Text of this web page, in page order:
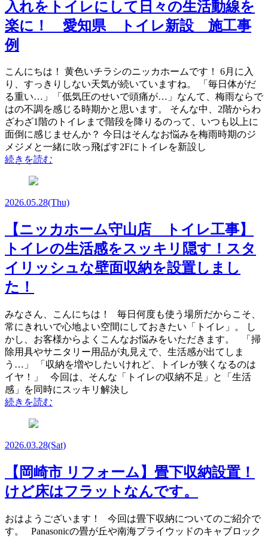
入れをトイレにして日々の生活動線を
楽に！ 愛知県 トイレ新設 施工事
例
こんにちは！ 黄色いチラシのニッカホームです！ 6月に入
り、すっきりしない天気が続いていますね。 「毎日体がだ
る重い…」「低気圧のせいで頭痛が…」なんて、梅雨ならで
はの不調を感じる時期かと思います。 そんな中、2階からわ
ざわざ1階のトイレまで階段を降りるのって、いつも以上に
面倒に感じませんか？ 今日はそんなお悩みを梅雨時期のジ
メジメと一緒に吹っ飛ばす2Fにトイレを新設し
続きを読む
2026.05.28(Thu)
【ニッカホーム守山店 トイレ工事】
トイレの生活感をスッキリ隠す！スタ
イリッシュな壁面収納を設置しまし
た！
みなさん、こんにちは！ 毎日何度も使う場所だからこそ、
常にきれいで心地よい空間にしておきたい「トイレ」。 し
かし、お客様からよくこんなお悩みをいただきます。 「掃
除用具やサニタリー用品が丸見えで、生活感が出てしま
う…」 「収納を増やしたいけれど、トイレが狭くなるのは
イヤ！」 今回は、そんな「トイレの収納不足」と「生活
感」を同時にスッキリ解決し
続きを読む
2026.03.28(Sat)
【岡崎市 リフォーム】畳下収納設置！
けど床はフラットなんです。
おはようございます！ 今回は畳下収納についてのご紹介で
す。 Panasonicの畳が丘や南海プライウッドのキャブロック